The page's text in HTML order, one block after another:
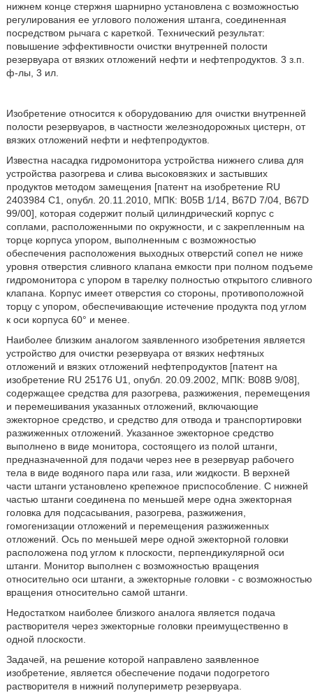
нижнем конце стержня шарнирно установлена с возможностью
регулирования ее углового положения штанга, соединенная
посредством рычага с кареткой. Технический результат:
повышение эффективности очистки внутренней полости
резервуара от вязких отложений нефти и нефтепродуктов. 3 з.п.
ф-лы, 3 ил.
Изобретение относится к оборудованию для очистки внутренней
полости резервуаров, в частности железнодорожных цистерн, от
вязких отложений нефти и нефтепродуктов.
Известна насадка гидромонитора устройства нижнего слива для
устройства разогрева и слива высоковязких и застывших
продуктов методом замещения [патент на изобретение RU
2403984 C1, опубл. 20.11.2010, МПК: В05В 1/14, B67D 7/04, B67D
99/00], которая содержит полый цилиндрический корпус с
соплами, расположенными по окружности, и с закрепленным на
торце корпуса упором, выполненным с возможностью
обеспечения расположения выходных отверстий сопел не ниже
уровня отверстия сливного клапана емкости при полном подъеме
гидромонитора с упором в тарелку полностью открытого сливного
клапана. Корпус имеет отверстия со стороны, противоположной
торцу с упором, обеспечивающие истечение продукта под углом
к оси корпуса 60° и менее.
Наиболее близким аналогом заявленного изобретения является
устройство для очистки резервуара от вязких нефтяных
отложений и вязких отложений нефтепродуктов [патент на
изобретение RU 25176 U1, опубл. 20.09.2002, МПК: В08В 9/08],
содержащее средства для разогрева, разжижения, перемещения
и перемешивания указанных отложений, включающие
эжекторное средство, и средство для отвода и транспортировки
разжиженных отложений. Указанное эжекторное средство
выполнено в виде монитора, состоящего из полой штанги,
предназначенной для подачи через нее в резервуар рабочего
тела в виде водяного пара или газа, или жидкости. В верхней
части штанги установлено крепежное приспособление. С нижней
частью штанги соединена по меньшей мере одна эжекторная
головка для подсасывания, разогрева, разжижения,
гомогенизации отложений и перемещения разжиженных
отложений. Ось по меньшей мере одной эжекторной головки
расположена под углом к плоскости, перпендикулярной оси
штанги. Монитор выполнен с возможностью вращения
относительно оси штанги, а эжекторные головки - с возможностью
вращения относительно самой штанги.
Недостатком наиболее близкого аналога является подача
растворителя через эжекторные головки преимущественно в
одной плоскости.
Задачей, на решение которой направлено заявленное
изобретение, является обеспечение подачи подогретого
растворителя в нижний полупериметр резервуара.